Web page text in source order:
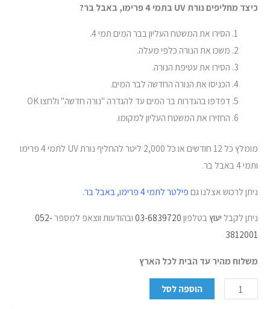
כיצד מחליפים נורת UV בתמי 4 פרימו, באבל בר?
הסירו את המשטח העליון בבר המים תמי 4.
משכו את הנורה כלפי מעלה.
הסירו את עטיפת הנורה.
הכניסו את הנורה החדשה לבר המים.
דפדפו בהגדרות בר המים עד להגדרה "נורה חדשה" ולחצו OK
החזירו את המשטח העליון למקומו.
מומלץ כל 12 חודשים או כל 2,000 ליטר להחליף נורת UV לתמי 4 פרימו
ותמי 4 באבל בר.
ניתן לרכוש אצלנו גם פילטר לתמי 4 פרימו, באבל בר.
ניתן לקבל יעוץ בטלפון 03-6839720 ובהודעות ווצאפ למספר052-
3812001
משלוח מהיר עד הבית לכל הארץ
הוספה לסל